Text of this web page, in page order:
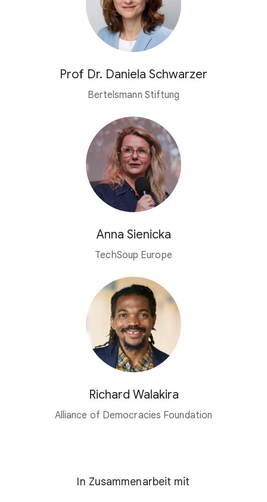
Prof Dr. Daniela Schwarzer
Bertelsmann Stiftung
Anna Sienicka
TechSoup Europe
Richard Walakira
Alliance of Democracies Foundation
In Zusammenarbeit mit